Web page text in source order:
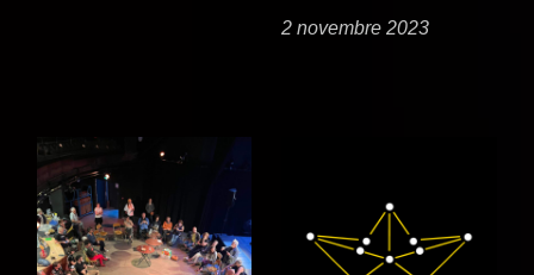
2 novembre 2023